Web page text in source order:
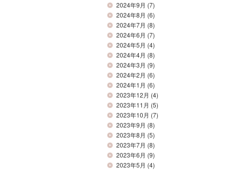
2024年9月 (7)
2024年8月 (6)
2024年7月 (8)
2024年6月 (7)
2024年5月 (4)
2024年4月 (8)
2024年3月 (9)
2024年2月 (6)
2024年1月 (6)
2023年12月 (4)
2023年11月 (5)
2023年10月 (7)
2023年9月 (8)
2023年8月 (5)
2023年7月 (8)
2023年6月 (9)
2023年5月 (4)